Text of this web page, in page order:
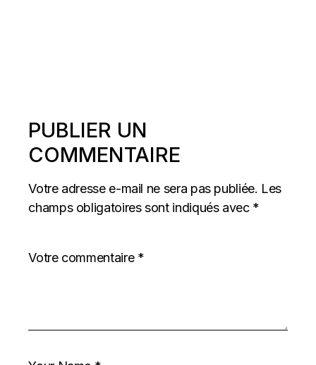
PUBLIER UN
COMMENTAIRE
Votre adresse e-mail ne sera pas publiée. Les
champs obligatoires sont indiqués avec *